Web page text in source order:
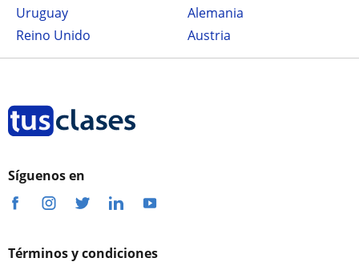
Uruguay
Alemania
Reino Unido
Austria
Síguenos en
Términos y condiciones